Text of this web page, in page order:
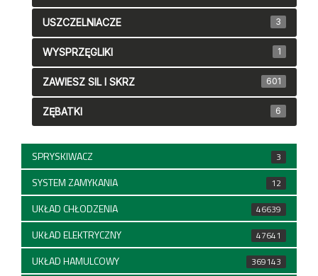
USZCZELNIACZE 3
WYSPRZĘGLIKI 1
ZAWIESZ SIL I SKRZ 601
ZĘBATKI 6
SPRYSKIWACZ 3
SYSTEM ZAMYKANIA 12
UKŁAD CHŁODZENIA 46639
UKŁAD ELEKTRYCZNY 47641
UKŁAD HAMULCOWY 369143